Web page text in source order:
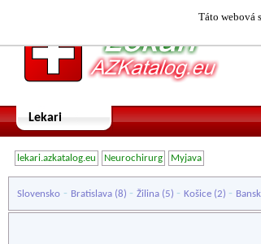
Táto webová
Lekari
lekari.azkatalog.eu Neurochirurg Myjava
Slovensko - Bratislava (8) - Žilina (5) - Košice (2) -